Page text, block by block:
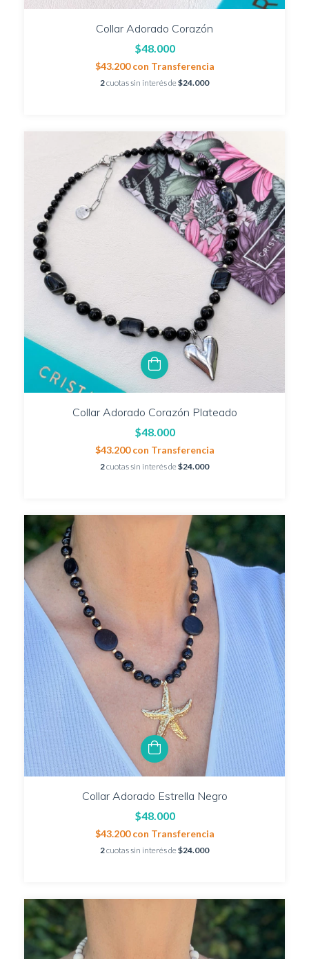
Collar Adorado Corazón
$48.000
$43.200con Transferencia
2cuotas sin interés de$24.000
Collar Adorado Corazón Plateado
$48.000
$43.200con Transferencia
2cuotas sin interés de$24.000
Collar Adorado Estrella Negro
$48.000
$43.200con Transferencia
2cuotas sin interés de$24.000